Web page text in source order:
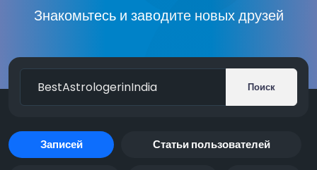
Знакомьтесь и заводите новых друзей
Поиск
Записей Статьи пользователей